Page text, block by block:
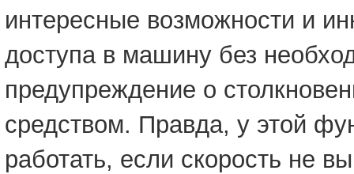
интересные возможности и
доступа в машину без
предупреждение о
средством. Правда, у этой
работать, если скорость не